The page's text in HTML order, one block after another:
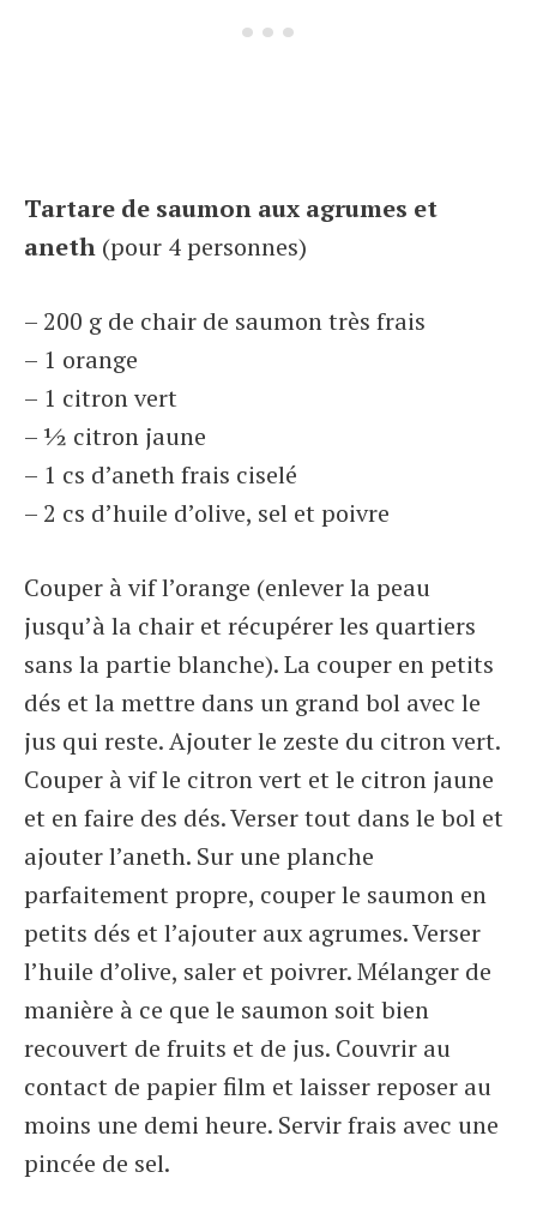
Tartare de saumon aux agrumes et
aneth (pour 4 personnes)
– 200 g de chair de saumon très frais
– 1 orange
– 1 citron vert
– ½ citron jaune
– 1 cs d’aneth frais ciselé
– 2 cs d’huile d’olive, sel et poivre
Couper à vif l’orange (enlever la peau
jusqu’à la chair et récupérer les quartiers
sans la partie blanche). La couper en petits
dés et la mettre dans un grand bol avec le
jus qui reste. Ajouter le zeste du citron vert.
Couper à vif le citron vert et le citron jaune
et en faire des dés. Verser tout dans le bol et
ajouter l’aneth. Sur une planche
parfaitement propre, couper le saumon en
petits dés et l’ajouter aux agrumes. Verser
l’huile d’olive, saler et poivrer. Mélanger de
manière à ce que le saumon soit bien
recouvert de fruits et de jus. Couvrir au
contact de papier film et laisser reposer au
moins une demi heure. Servir frais avec une
pincée de sel.